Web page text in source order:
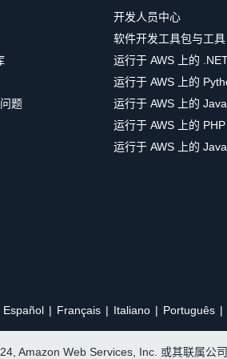
题
开发人员中心
软件开发工具包与工具
运行于 AWS 上的
运行于 AWS 上的
运行于 AWS 上的 Java
运行于 AWS 上的 PHP
运行于 AWS 上的
Español Français Italiano Português
Amazon Web Services, Inc. 或其联属公司